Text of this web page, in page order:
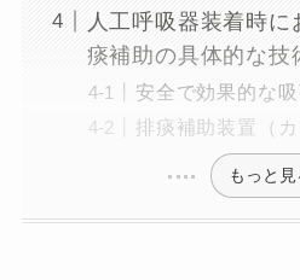
人工呼吸器装着時
痰補助の具体的な技
安全で効果的な
排痰補助装置（
もっと見